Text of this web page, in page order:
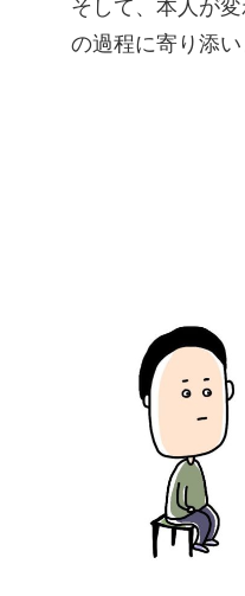
そして、本人が
の過程に寄り添い